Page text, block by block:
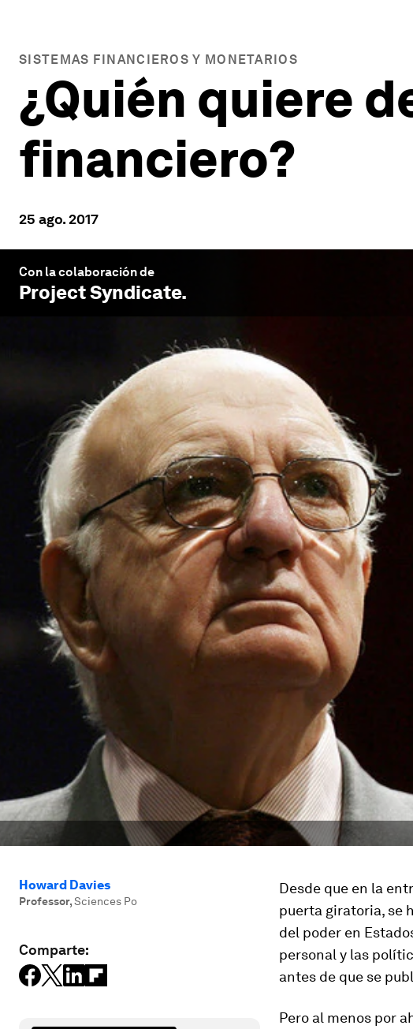
SISTEMAS FINANCIEROS Y MONETARIOS
¿Quién quiere
financiero?
25 ago. 2017
Con la colaboración de
Project Syndicate.
Howard Davies
Professor,Sciences Po
Comparte:
Desde que en la
puerta giratoria, se
del poder en
personal y las
antes de que se
Pero al menos por